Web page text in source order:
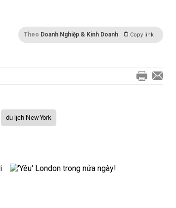
Theo Doanh Nghiệp & Kinh Doanh Copy link
du lịch New York